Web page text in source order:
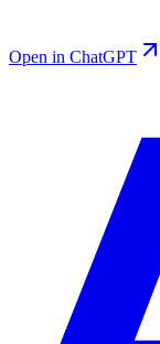
Open in ChatGPT